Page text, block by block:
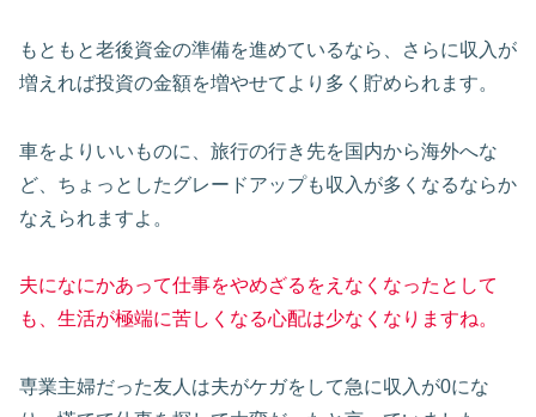
もともと老後資金の準備を進めているなら、さらに収入が
増えれば投資の金額を増やせてより多く貯められます。
車をよりいいものに、旅行の行き先を国内から海外へな
ど、ちょっとしたグレードアップも収入が多くなるならか
なえられますよ。
夫になにかあって仕事をやめざるをえなくなったとして
も、生活が極端に苦しくなる心配は少なくなりますね。
専業主婦だった友人は夫がケガをして急に収入が0にな